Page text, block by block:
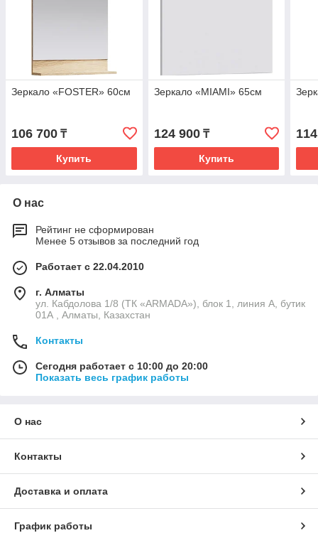
Зеркало «FOSTER» 60см
106 700 ₸
Купить
Зеркало «MIAMI» 65см
124 900₸
Купить
О нас
Рейтинг не сформирован
Менее 5 отзывов за последний год
Работает с 22.04.2010
г. Алматы
ул. Кабдолова 1/8 (ТК «ARMADA»), блок 1, линия А, бутик
01А , Алматы, Казахстан
Контакты
Сегодня работает с 10:00 до 20:00
Показать весь график работы
О нас
Контакты
Доставка и оплата
График работы